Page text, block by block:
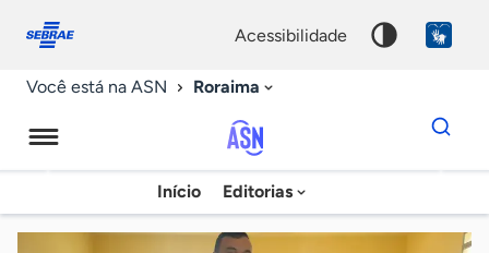
conosco
acessibilidade
Você está na ASN Roraima
Agência
Sebrae
Início Editorias
Dados
para
chave